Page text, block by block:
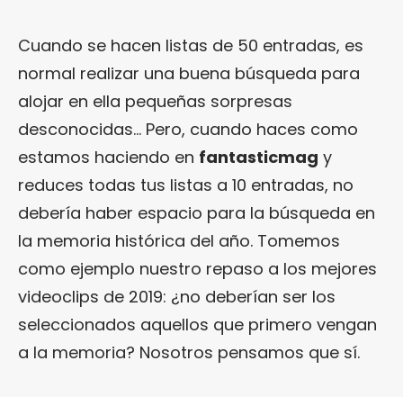
Cuando se hacen listas de 50 entradas, es
normal realizar una buena búsqueda para
alojar en ella pequeñas sorpresas
desconocidas… Pero, cuando haces como
estamos haciendo en fantasticmag y
reduces todas tus listas a 10 entradas, no
debería haber espacio para la búsqueda en
la memoria histórica del año. Tomemos
como ejemplo nuestro repaso a los mejores
videoclips de 2019: ¿no deberían ser los
seleccionados aquellos que primero vengan
a la memoria? Nosotros pensamos que sí.